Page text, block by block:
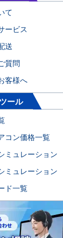
天井
ビルト
て
ービス
送
質問
客様へ
ール
コン価格一覧
ミュレーション
ミュレーション
ド一覧